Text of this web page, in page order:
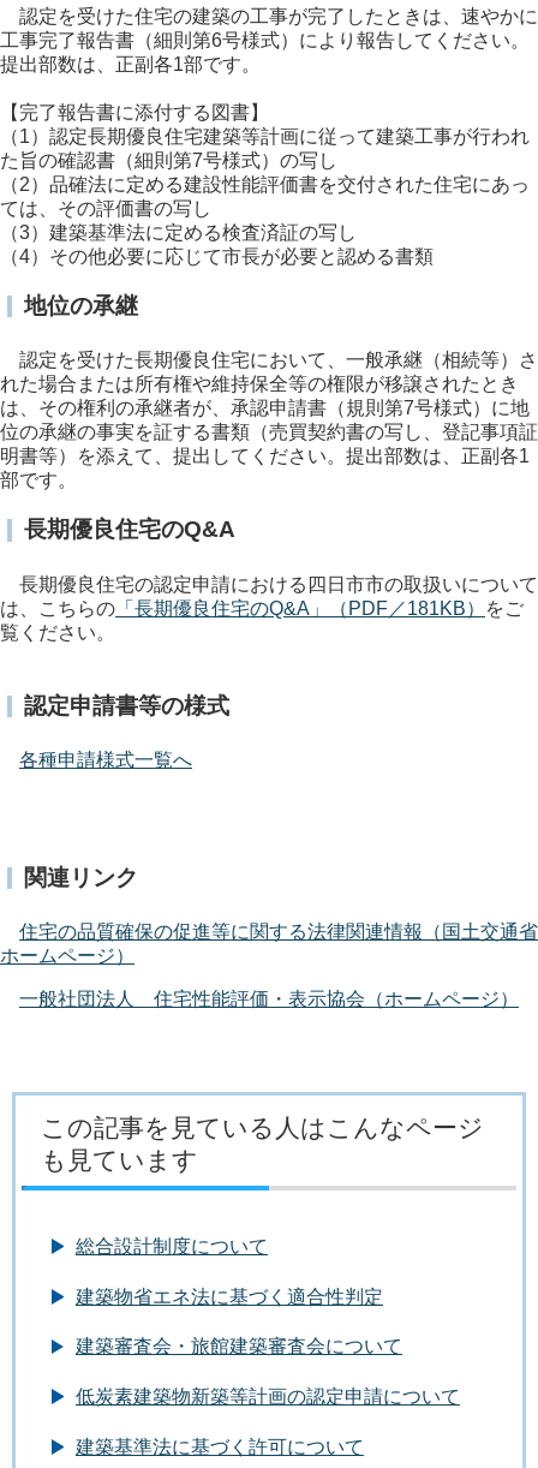
認定を受けた住宅の建築の工事が完了したときは、速やかに
工事完了報告書（細則第6号様式）により報告してください。
提出部数は、正副各1部です。
【完了報告書に添付する図書】
（1）認定長期優良住宅建築等計画に従って建築工事が行われ
た旨の確認書（細則第7号様式）の写し
（2）品確法に定める建設性能評価書を交付された住宅にあっ
ては、その評価書の写し
（3）建築基準法に定める検査済証の写し
（4）その他必要に応じて市長が必要と認める書類
地位の承継
認定を受けた長期優良住宅において、一般承継（相続等）さ
れた場合または所有権や維持保全等の権限が移譲されたとき
は、その権利の承継者が、承認申請書（規則第7号様式）に地
位の承継の事実を証する書類（売買契約書の写し、登記事項証
明書等）を添えて、提出してください。提出部数は、正副各1
部です。
長期優良住宅のQ&A
長期優良住宅の認定申請における四日市市の取扱いについて
は、こちらの 「長期優良住宅のQ&A」（PDF／181KB）
をご
覧ください。
認定申請書等の様式
各種申請様式一覧へ
関連リンク
住宅の品質確保の促進等に関する法律関連情報（国土交通省
ホームページ）
一般社団法人 住宅性能評価・表示協会（ホームページ）
この記事を見ている人はこんなページ
も見ています
総合設計制度について
建築物省エネ法に基づく適合性判定
建築審査会・旅館建築審査会について
低炭素建築物新築等計画の認定申請について
建築基準法に基づく許可について